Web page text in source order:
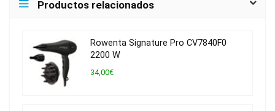
Productos relacionados
Rowenta Signature Pro CV7840F0
2200 W
34,00€